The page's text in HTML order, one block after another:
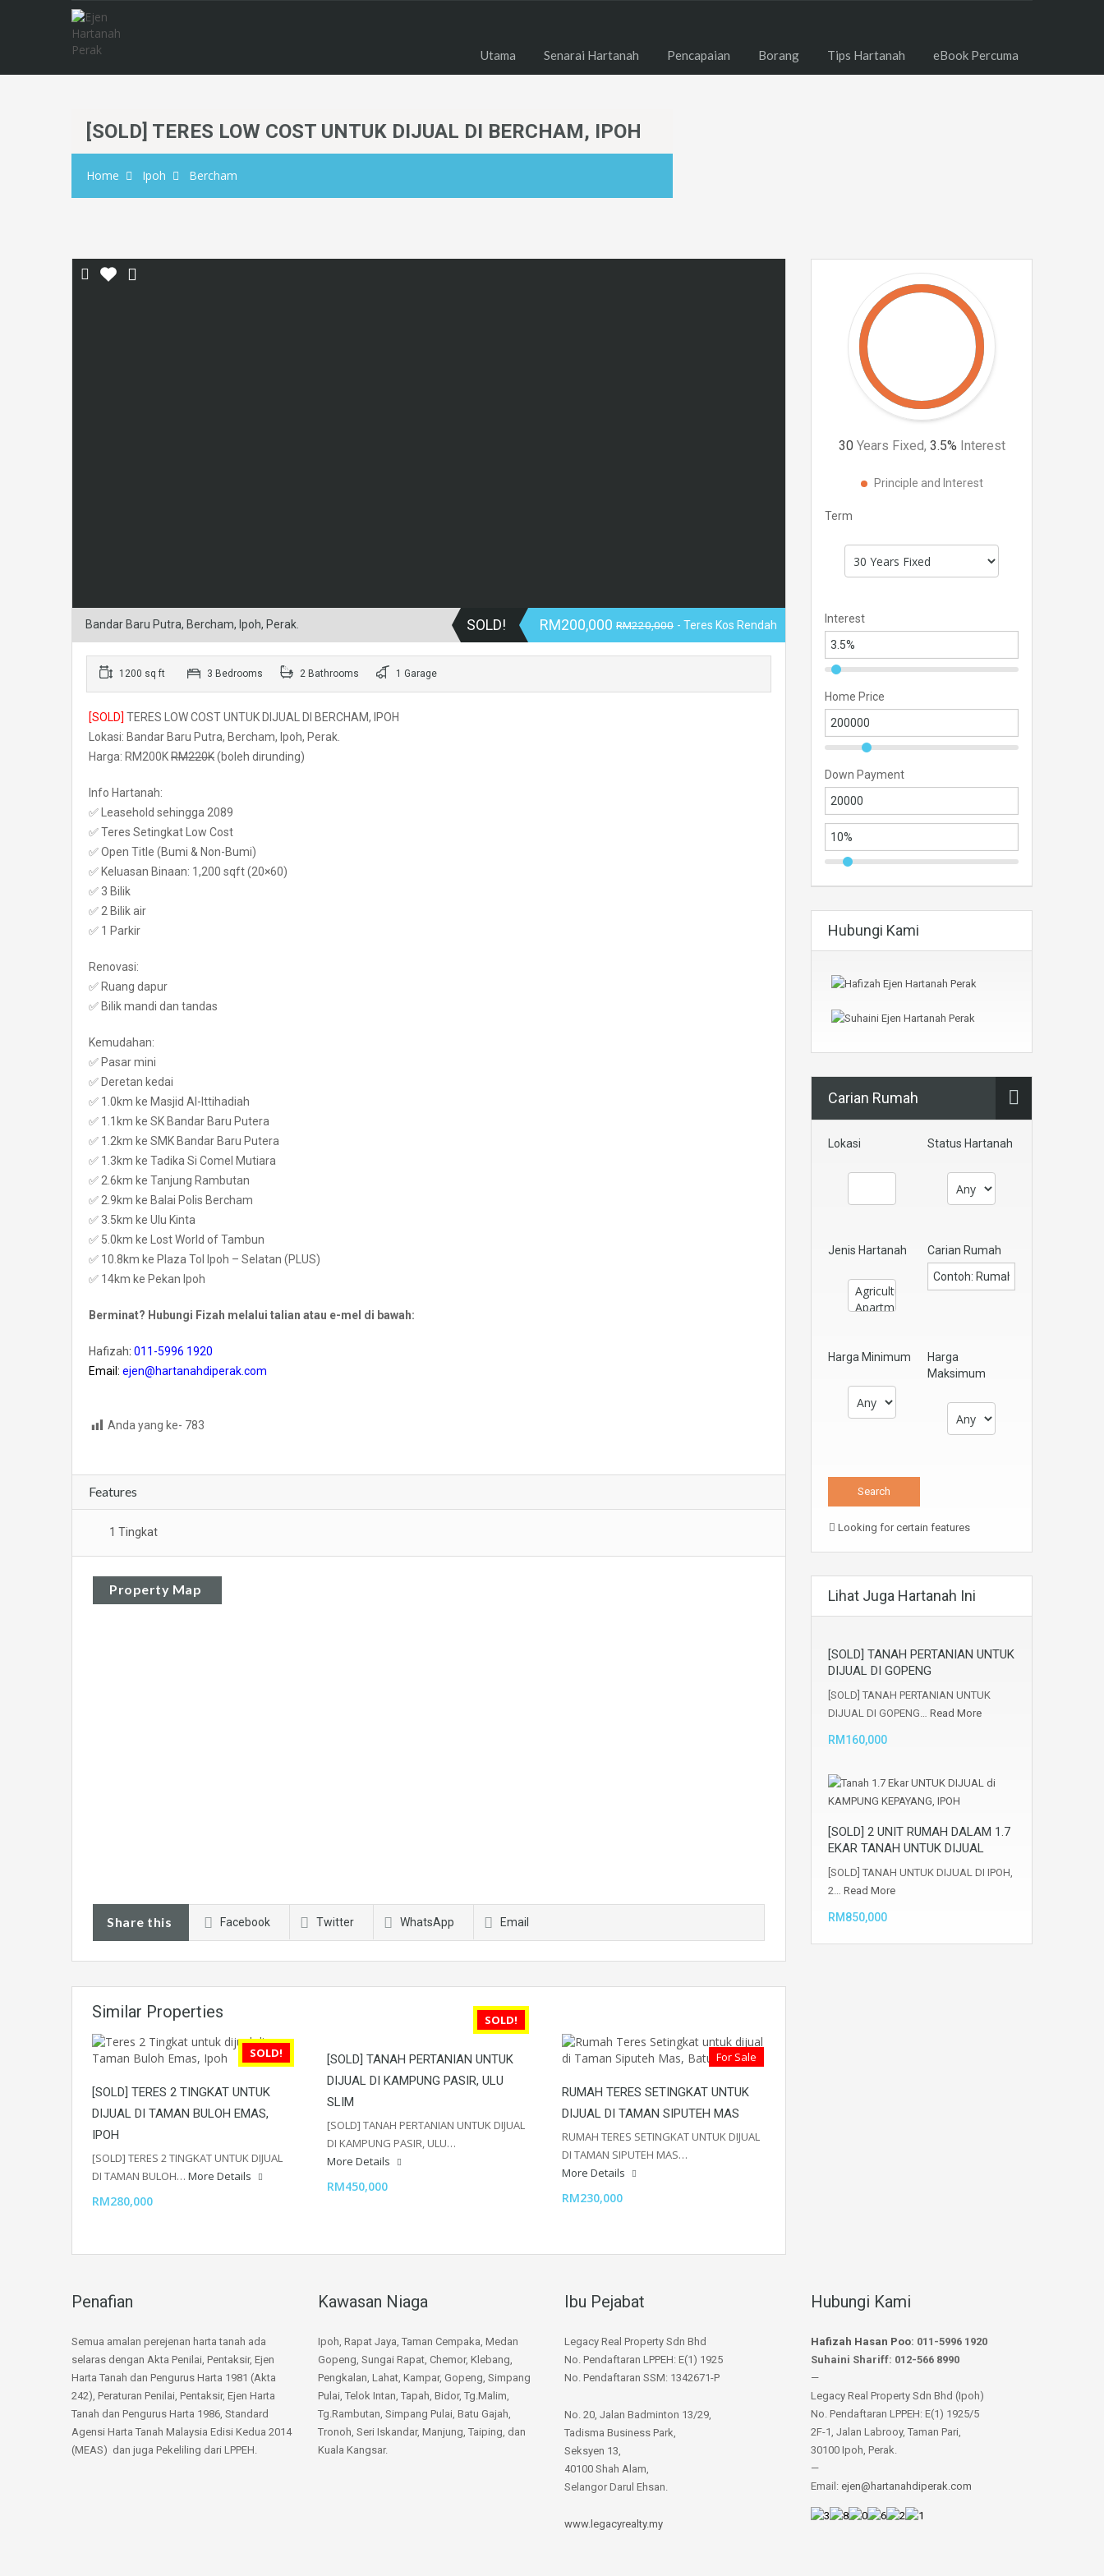
Utama Senarai Hartanah Pencapaian Borang Tips Hartanah eBook Percuma
[SOLD] TERES LOW COST UNTUK DIJUAL DI BERCHAM, IPOH
Home Ipoh Bercham
Bandar Baru Putra, Bercham, Ipoh, Perak. SOLD! RM200,000 RM220,000 - Teres Kos Rendah
1200 sq ft 3 Bedrooms 2 Bathrooms 1 Garage
[SOLD] TERES LOW COST UNTUK DIJUAL DI BERCHAM, IPOH
Lokasi: Bandar Baru Putra, Bercham, Ipoh, Perak.
Harga: RM200KRM220K(boleh dirunding)
Info Hartanah:
✅ Leasehold sehingga 2089
✅ Teres Setingkat Low Cost
✅ Open Title (Bumi & Non-Bumi)
✅ Keluasan Binaan: 1,200 sqft (20×60)
✅ 3 Bilik
✅ 2 Bilik air
✅ 1 Parkir
Renovasi:
✅ Ruang dapur
✅ Bilik mandi dan tandas
Kemudahan:
✅ Pasar mini
✅ Deretan kedai
✅ 1.0km ke Masjid Al-Ittihadiah
✅ 1.1km ke SK Bandar Baru Putera
✅ 1.2km ke SMK Bandar Baru Putera
✅ 1.3km ke Tadika Si Comel Mutiara
✅ 2.6km ke Tanjung Rambutan
✅ 2.9km ke Balai Polis Bercham
✅ 3.5km ke Ulu Kinta
✅ 5.0km ke Lost World of Tambun
✅ 10.8km ke Plaza Tol Ipoh – Selatan (PLUS)
✅ 14km ke Pekan Ipoh
Berminat? Hubungi Fizah melalui talian atau e-mel di bawah:
Hafizah: 011-5996 1920
Email: ejen@hartanahdiperak.com
Anda yang ke- 783
Features
1 Tingkat
Property Map
Share this Facebook Twitter WhatsApp Email
Similar Properties
SOLD!
[SOLD] TERES 2 TINGKAT UNTUK
DIJUAL DI TAMAN BULOH EMAS,
IPOH
[SOLD] TERES 2 TINGKAT UNTUK DIJUAL
DI TAMAN BULOH… More Details
RM280,000
SOLD!
[SOLD] TANAH PERTANIAN UNTUK
DIJUAL DI KAMPUNG PASIR, ULU
SLIM
[SOLD] TANAH PERTANIAN UNTUK DIJUAL
DI KAMPUNG PASIR, ULU…
More Details
RM450,000
For Sale
RUMAH TERES SETINGKAT UNTUK
DIJUAL DI TAMAN SIPUTEH MAS
RUMAH TERES SETINGKAT UNTUK DIJUAL
DI TAMAN SIPUTEH MAS…
More Details
RM230,000
30 Years Fixed, 3.5% Interest
Principle and Interest
Term
Interest
Home Price
Down Payment
Hubungi Kami
Carian Rumah
Lokasi Status Hartanah
Jenis Hartanah Carian Rumah
Harga Minimum
Harga
Maksimum
Looking for certain features
Lihat Juga Hartanah Ini
[SOLD] TANAH PERTANIAN UNTUK
DIJUAL DI GOPENG
[SOLD] TANAH PERTANIAN UNTUK
DIJUAL DI GOPENG… Read More
RM160,000
[SOLD] 2 UNIT RUMAH DALAM 1.7
EKAR TANAH UNTUK DIJUAL
[SOLD] TANAH UNTUK DIJUAL DI IPOH,
2… Read More
RM850,000
Penafian
Semua amalan perejenan harta tanah ada
selaras dengan Akta Penilai, Pentaksir, Ejen
Harta Tanah dan Pengurus Harta 1981 (Akta
242), Peraturan Penilai, Pentaksir, Ejen Harta
Tanah dan Pengurus Harta 1986, Standard
Agensi Harta Tanah Malaysia Edisi Kedua 2014
(MEAS) dan juga Pekeliling dari LPPEH.
Kawasan Niaga
Ipoh, Rapat Jaya, Taman Cempaka, Medan
Gopeng, Sungai Rapat, Chemor, Klebang,
Pengkalan, Lahat, Kampar, Gopeng, Simpang
Pulai, Telok Intan, Tapah, Bidor, Tg.Malim,
Tg.Rambutan, Simpang Pulai, Batu Gajah,
Tronoh, Seri Iskandar, Manjung, Taiping, dan
Kuala Kangsar.
Ibu Pejabat
Legacy Real Property Sdn Bhd
No. Pendaftaran LPPEH: E(1) 1925
No. Pendaftaran SSM: 1342671-P
No. 20, Jalan Badminton 13/29,
Tadisma Business Park,
Seksyen 13,
40100 Shah Alam,
Selangor Darul Ehsan.
www.legacyrealty.my
Hubungi Kami
Hafizah Hasan Poo: 011-5996 1920
Suhaini Shariff: 012-566 8990
—
Legacy Real Property Sdn Bhd (Ipoh)
No. Pendaftaran LPPEH: E(1) 1925/5
2F-1, Jalan Labrooy, Taman Pari,
30100 Ipoh, Perak.
—
Email: ejen@hartanahdiperak.com